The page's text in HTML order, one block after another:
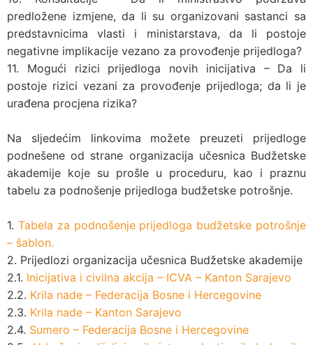
predložene izmjene, da li su organizovani sastanci sa
predstavnicima vlasti i ministarstava, da li postoje
negativne implikacije vezano za provođenje prijedloga?
11. Mogući rizici prijedloga novih inicijativa – Da li
postoje rizici vezani za provođenje prijedloga; da li je
urađena procjena rizika?
Na sljedećim linkovima možete preuzeti prijedloge
podnešene od strane organizacija učesnica Budžetske
akademije koje su prošle u proceduru, kao i praznu
tabelu za podnošenje prijedloga budžetske potrošnje.
1. Tabela za podnošenje prijedloga budžetske potrošnje
– šablon.
2. Prijedlozi organizacija učesnica Budžetske akademije
2.1. Inicijativa i civilna akcija – ICVA – Kanton Sarajevo
2.2. Krila nade – Federacija Bosne i Hercegovine
2.3. Krila nade – Kanton Sarajevo
2.4. Sumero – Federacija Bosne i Hercegovine